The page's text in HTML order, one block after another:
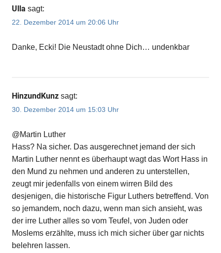
Ulla sagt:
22. Dezember 2014 um 20:06 Uhr
Danke, Ecki! Die Neustadt ohne Dich… undenkbar
HinzundKunz sagt:
30. Dezember 2014 um 15:03 Uhr
@Martin Luther
Hass? Na sicher. Das ausgerechnet jemand der sich
Martin Luther nennt es überhaupt wagt das Wort Hass in
den Mund zu nehmen und anderen zu unterstellen,
zeugt mir jedenfalls von einem wirren Bild des
desjenigen, die historische Figur Luthers betreffend. Von
so jemandem, noch dazu, wenn man sich ansieht, was
der irre Luther alles so vom Teufel, von Juden oder
Moslems erzählte, muss ich mich sicher über gar nichts
belehren lassen.